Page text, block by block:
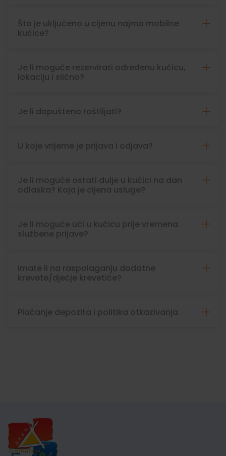
Što je uključeno u cijenu najma mobilne
kućice?
Je li moguće rezervirati određenu kućicu,
lokaciju i slično?
Je li dopušteno roštiljati?
U koje vrijeme je prijava i odjava?
Je li moguće ostati dulje u kućici na dan
odlaska? Koja je cijena usluge?
Je li moguće ući u kućicu prije vremena
službene prijave?
Imate li na raspolaganju dodatne
krevete/dječje krevetiće?
Plaćanje depozita i politika otkazivanja